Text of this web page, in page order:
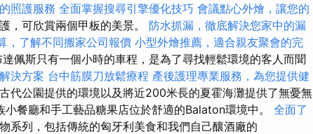
照護服務 全面掌握搜尋引擎優化技巧 會議點心外燴，讓您的
，可欣賞兩個甲板的美景。 防水抓漏，徹底解決您家中的漏
，了解不同搬家公司報價 小型外燴推薦，適合親友聚會的完
達佩斯只有一個小時的車程，是為了尋找輕鬆環境的客人而聞
決方案 台中筋膜刀放鬆療程 產後護理專業服務，為您提供健
代公園提供的環境以及將近200米長的夏霍海灘提供了無憂無
餐廳和手工藝品糖果店位於舒適的Balaton環境中。 全面了
系列，包括傳統的匈牙利美食和我們自己釀酒廠的